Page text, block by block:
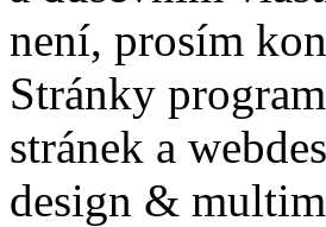
není, prosím
Stránky
stránek a
design &